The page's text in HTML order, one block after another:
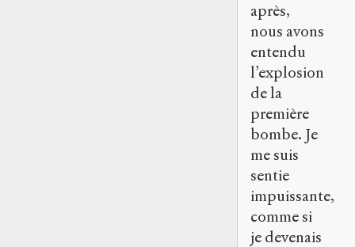
après,
nous avons
entendu
l’explosion
de la
première
bombe. Je
me suis
sentie
impuissante,
comme si
je devenais